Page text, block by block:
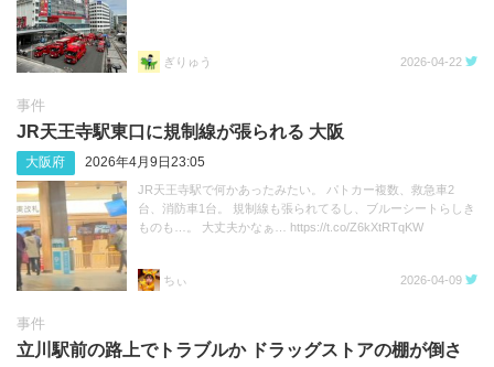
ぎりゅう 2026-04-22
事件
JR天王寺駅東口に規制線が張られる 大阪
大阪府 2026年4月9日23:05
JR天王寺駅で何かあったみたい。 パトカー複数、救急車2
台、消防車1台。 規制線も張られてるし、ブルーシートらしき
ものも…。 大丈夫かなぁ… https://t.co/Z6kXtRTqKW
ちぃ 2026-04-09
事件
立川駅前の路上でトラブルか ドラッグストアの棚が倒さ